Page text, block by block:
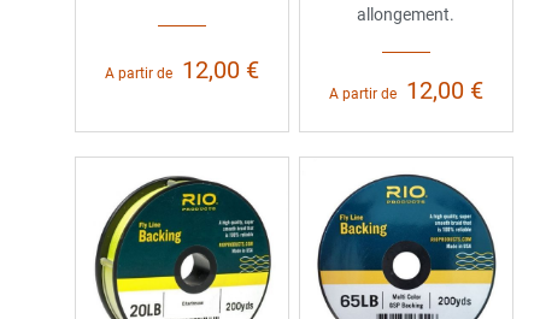
A partir de 12,00 €
allongement.
A partir de 12,00 €